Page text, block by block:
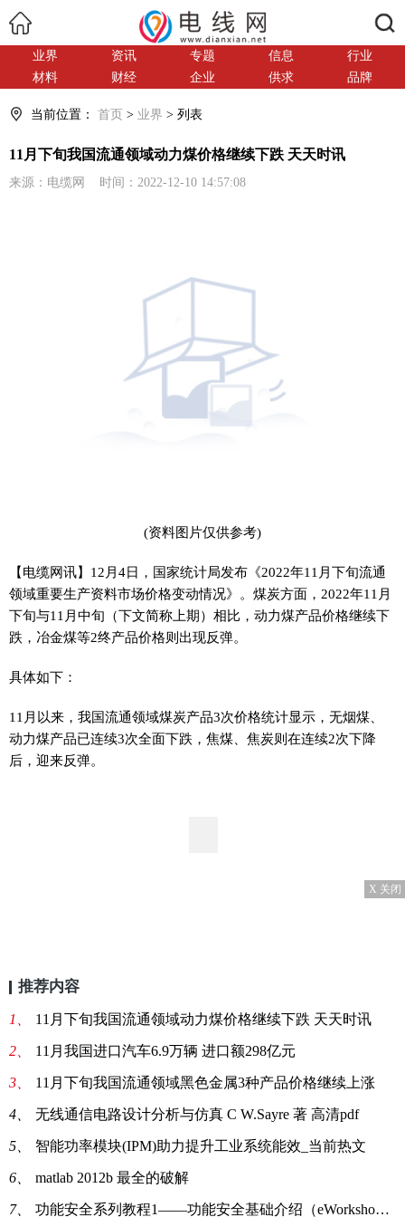
业界 资讯 专题 信息
行业
材料
财经 企业 供求 品牌
当前位置： 首页 > 业界 > 列表
11月下旬我国流通领域动力煤价格继续下跌 天天时讯
来源：电缆网 时间：2022-12-10 14:57:08
(资料图片仅供参考)
【电缆网讯】12月4日，国家统计局发布《2022年11月下旬流通
领域重要生产资料市场价格变动情况》。煤炭方面，2022年11月
下旬与11月中旬（下文简称上期）相比，动力煤产品价格继续下
跌，冶金煤等2终产品价格则出现反弹。
具体如下：
11月以来，我国流通领域煤炭产品3次价格统计显示，无烟煤、
动力煤产品已连续3次全面下跌，焦煤、焦炭则在连续2次下降
后，迎来反弹。
X 关闭
推荐内容
1、 11月下旬我国流通领域动力煤价格继续下跌 天天时讯
2、 11月我国进口汽车6.9万辆 进口额298亿元
3、 11月下旬我国流通领域黑色金属3种产品价格继续上涨
4、 无线通信电路设计分析与仿真 C W.Sayre 著 高清pdf
5、 智能功率模块(IPM)助力提升工业系统能效_当前热文
6、 matlab 2012b 最全的破解
7、 功能安全系列教程1——功能安全基础介绍（eWorkshop）:当前要闻